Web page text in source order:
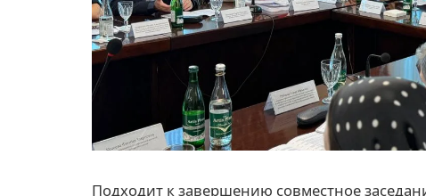
Подходит к завершению совместное